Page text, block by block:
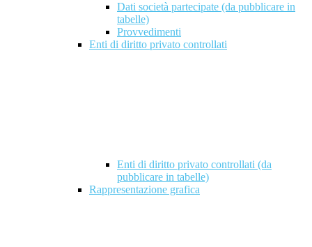
Dati società partecipate (da pubblicare in
tabelle)
Provvedimenti
Enti di diritto privato controllati
Enti di diritto privato controllati (da
pubblicare in tabelle)
Rappresentazione grafica